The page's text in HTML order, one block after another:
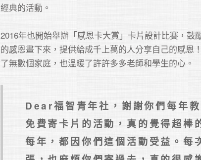
經典的活動。
2016年也開始舉辦「感恩卡大賞」卡片設計比賽，鼓
的感恩畫下來，提供給成千上萬的人分享自己的感恩
了無數個家庭，也溫暖了許許多多老師和學生的心。
Dear福智青年社，謝謝你們每年
免費寄卡片的活動，真的覺得超棒
每年，都因你們這個活動受益。每